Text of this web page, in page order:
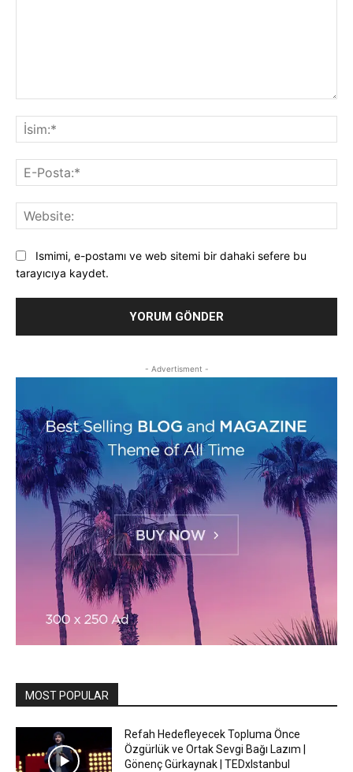
Ismimi, e-postamı ve web sitemi bir dahaki sefere bu
tarayıcıya kaydet.
- Advertisment -
MOST POPULAR
Refah Hedefleyecek Topluma Önce
Özgürlük ve Ortak Sevgi Bağı Lazım |
Gönenç Gürkaynak | TEDxIstanbul